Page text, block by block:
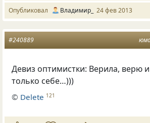
Опубликовал Владимир_ 24 фев 2013
#240889
Девиз оптимистки: Верила, верю
только себе…)))
© Delete 121